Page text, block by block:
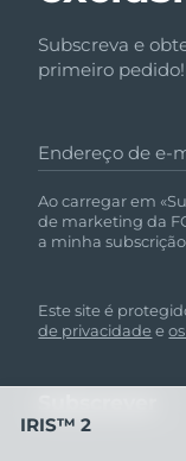
Subscreva e
primeiro pedido!
Endereço de e-
Ao carregar em
de marketing da
a minha
Este site é
de privacidade e
IRIS™ 2